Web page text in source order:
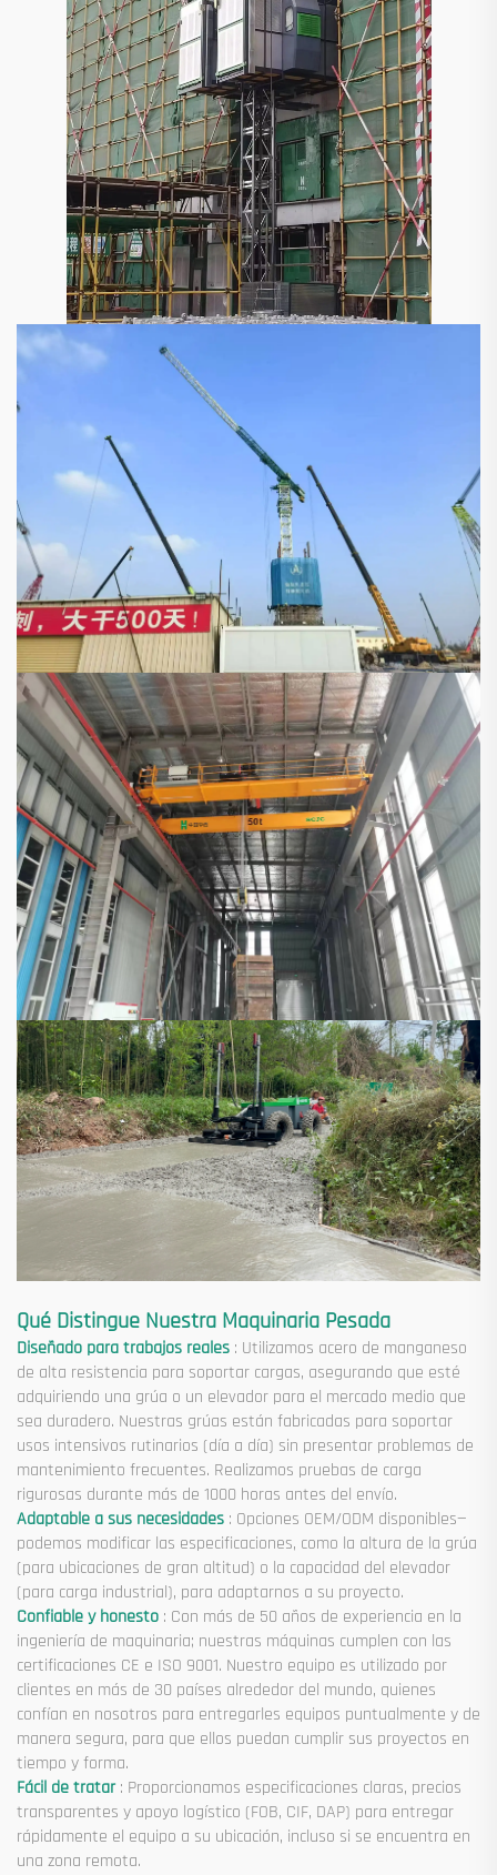
Qué Distingue Nuestra Maquinaria Pesada
Diseñado para trabajos reales : Utilizamos acero de manganeso
de alta resistencia para soportar cargas, asegurando que esté
adquiriendo una grúa o un elevador para el mercado medio que
sea duradero. Nuestras grúas están fabricadas para soportar
usos intensivos rutinarios (día a día) sin presentar problemas de
mantenimiento frecuentes. Realizamos pruebas de carga
rigurosas durante más de 1000 horas antes del envío.
Adaptable a sus necesidades : Opciones OEM/ODM disponibles—
podemos modificar las especificaciones, como la altura de la grúa
(para ubicaciones de gran altitud) o la capacidad del elevador
(para carga industrial), para adaptarnos a su proyecto.
Confiable y honesto : Con más de 50 años de experiencia en la
ingeniería de maquinaria; nuestras máquinas cumplen con las
certificaciones CE e ISO 9001. Nuestro equipo es utilizado por
clientes en más de 30 países alrededor del mundo, quienes
confían en nosotros para entregarles equipos puntualmente y de
manera segura, para que ellos puedan cumplir sus proyectos en
tiempo y forma.
Fácil de tratar: Proporcionamos especificaciones claras, precios
transparentes y apoyo logístico (FOB, CIF, DAP) para entregar
rápidamente el equipo a su ubicación, incluso si se encuentra en
una zona remota.